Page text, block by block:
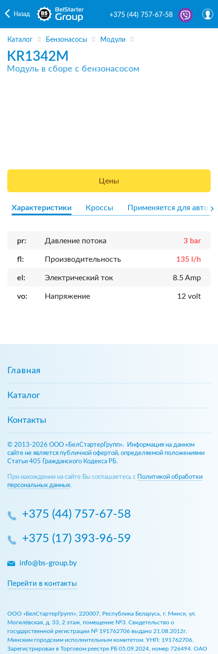
Назад +375 (44) 757-67-58
Каталог Бензонасосы Модули
KR1342M
Модуль в сборе с бензонасосом
Цены
Характеристики Кроссы Применяется для авто
pr: Давление потока 3 bar
fl: Производительность 135 l/h
el: Электрический ток 8.5 Amp
vo: Напряжение 12 volt
Главная
Каталог
Контакты
© 2013-2026 ООО «БелСтартерГрупп». Информация на данном
сайте не является публичной офертой, определяемой положениями
Статьи 405 Гражданского Кодекса РБ.
При нахождении на сайте Вы соглашаетесь с
Политикой обработки
персональных данных.
+375 (44) 757-67-58
+375 (17) 393-96-59
info@bs-group.by
Перейти в контакты
ООО «БелСтартерГрупп», 220007, Республика Беларусь, г. Минск, ул.
Могилёвская, д. 33, 2 этаж, помещение №3. Свидетельство о
государственной регистрации № 191762706 выдано 21.08.2012г.
Минским городским исполнительным комитетом. УНП: 191762706.
Зарегистрирован в Торговом реестре РБ 05.09.2024, номер 726494. ОАО